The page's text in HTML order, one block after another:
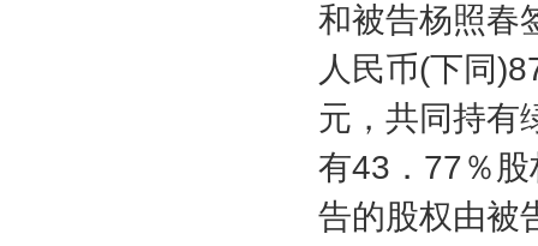
和被告杨照春
人民币(下同
元，共同持有
有43 ． 77％
告的股权由被